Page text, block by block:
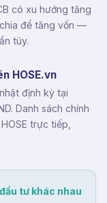
có xu hướng tăng
để tăng vốn —
túy.
HOSE.vn
định kỳ tại
Danh sách chính
trực tiếp,
tư khác nhau